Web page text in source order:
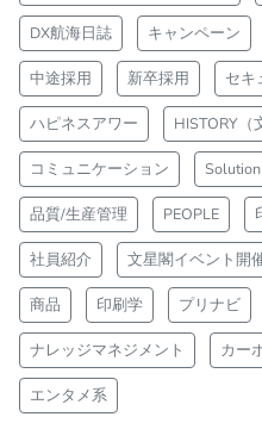
DX航海日誌 キャンペーン
中途採用 新卒採用 セキ
ハピネスアワー HISTORY（
コミュニケーション
品質/生産管理 PEOPLE
社員紹介 文星閣イベント開
商品 印刷学 プリナビ
ナレッジマネジメント カー
エンタメ系